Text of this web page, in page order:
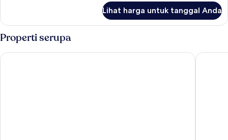
Junior
Lihat harga untuk tanggal Anda
Properti serupa
Staycity Aparthotels, Marseille, Centre Vieux Port Hôtel la